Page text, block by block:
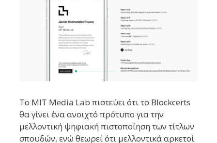
To MIT Media Lab πιστεύει ότι το Blockcerts
θα γίνει ένα ανοιχτό πρότυπο για την
μελλοντική ψηφιακή πιστοποίηση των τίτλων
σπουδών, ενώ θεωρεί ότι μελλοντικά αρκετοί